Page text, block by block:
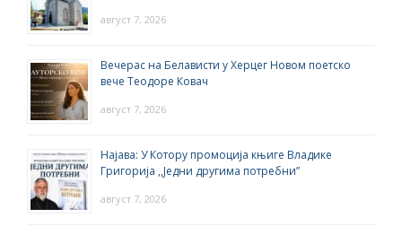
август 7, 2026
Вечерас на Белависти у Херцег Новом поетско
вече Теодоре Ковач
август 7, 2026
Најава: У Котору промоција књиге Владике
Григорија ,,Једни другима потребни”
август 7, 2026